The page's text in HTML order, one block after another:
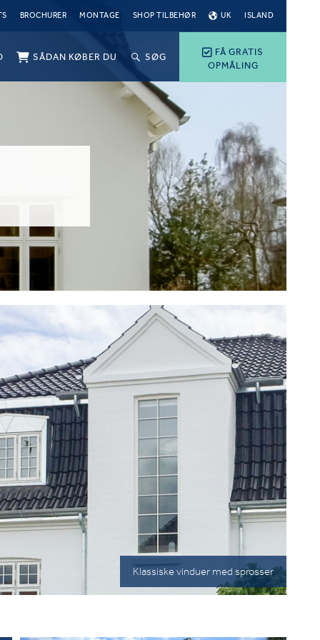
BROCHURER MONTAGE SHOP TILBEHØR UK ISLAND
FÅ GRATIS
OPMÅLING
SÅDAN KØBER DU SØG
Klassiske vinduer med sprosser